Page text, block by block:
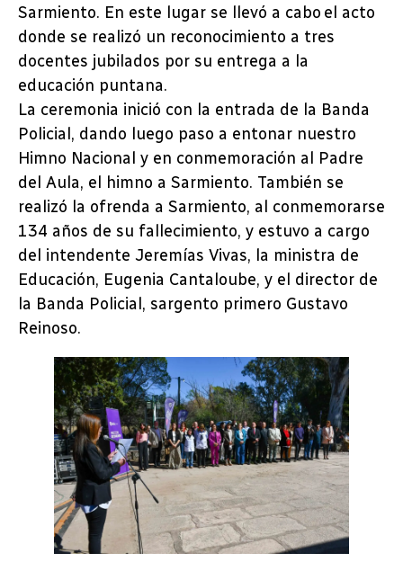
Sarmiento. En este lugar se llevó a cabo el acto
donde se realizó un reconocimiento a tres
docentes jubilados por su entrega a la
educación puntana.
La ceremonia inició con la entrada de la Banda
Policial, dando luego paso a entonar nuestro
Himno Nacional y en conmemoración al Padre
del Aula, el himno a Sarmiento. También se
realizó la ofrenda a Sarmiento, al conmemorarse
134 años de su fallecimiento, y estuvo a cargo
del intendente Jeremías Vivas, la ministra de
Educación, Eugenia Cantaloube, y el director de
la Banda Policial, sargento primero Gustavo
Reinoso.